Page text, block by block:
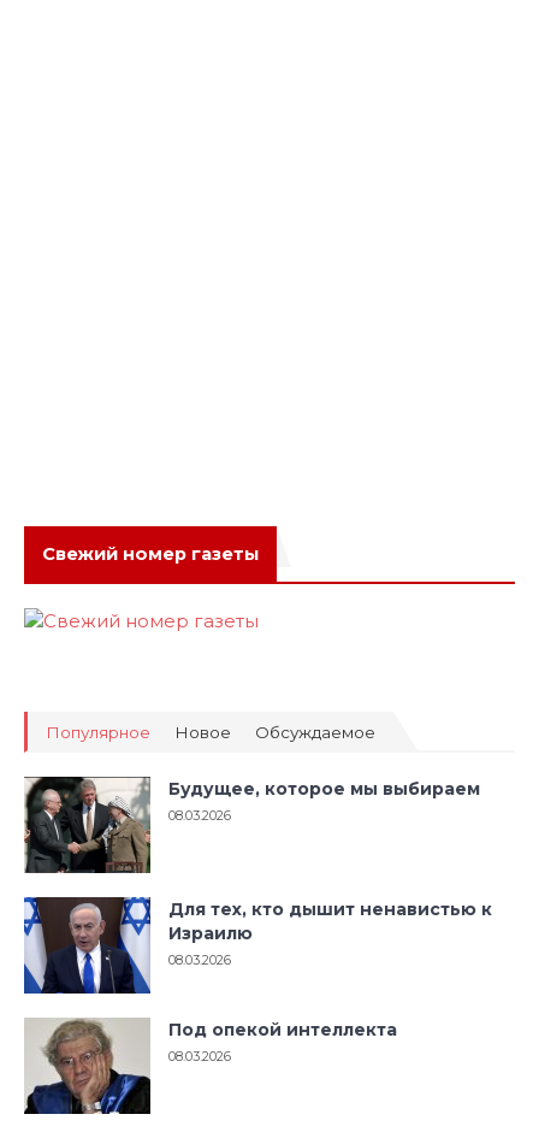
Свежий номер газеты
Популярное Новое Обсуждаемое
Будущее, которое мы выбираем
08.03.2026
Для тех, кто дышит ненавистью к
Израилю
08.03.2026
Под опекой интеллекта
08.03.2026